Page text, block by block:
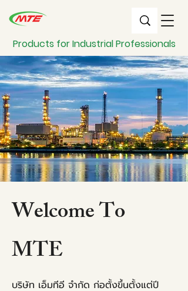
Products for Industrial Professionals
Welcome To
MTE
บริษัท เอ็มทีอี จำกัด ก่อตั้งขึ้นตั้งแต่ปี